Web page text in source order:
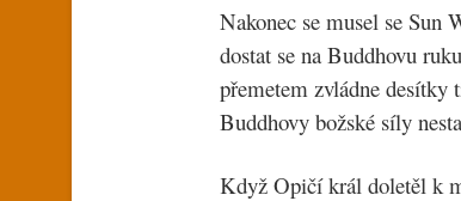
Nakonec se musel se Sun
dostat se na Buddhovu
přemetem zvládne desítky
Buddhovy božské síly
Když Opičí král doletěl k